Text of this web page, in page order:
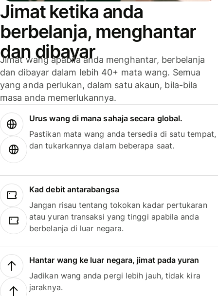
Jimat ketika anda
berbelanja, menghantar
dan dibayar
Jimat wang apabila anda menghantar, berbelanja
dan dibayar dalam lebih 40+ mata wang. Semua
yang anda perlukan, dalam satu akaun, bila-bila
masa anda memerlukannya.
Urus wang di mana sahaja secara global.
Pastikan mata wang anda tersedia di satu tempat,
dan tukarkannya dalam beberapa saat.
Kad debit antarabangsa
Jangan risau tentang tokokan kadar pertukaran
atau yuran transaksi yang tinggi apabila anda
berbelanja di luar negara.
Hantar wang ke luar negara, jimat pada yuran
Jadikan wang anda pergi lebih jauh, tidak kira
jaraknya.